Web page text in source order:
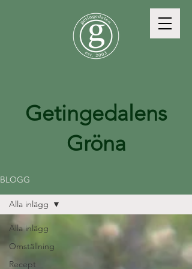
Getingedalens
Gröna
BLOGG
Alla inlägg
Omställning
Recept
Alla inlägg